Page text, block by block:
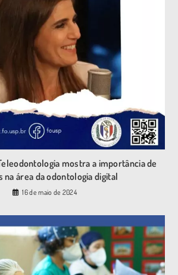
mostra a importância de
na área da odontologia digital
16 de maio de 2024